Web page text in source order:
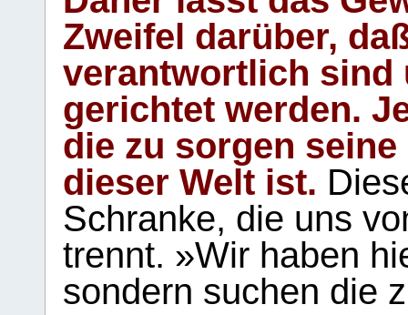
Zweifel darüber,
verantwortlich sind
gerichtet werden.
die zu sorgen
dieser Welt ist.
Schranke, die uns
trennt. »Wir haben
sondern suchen die